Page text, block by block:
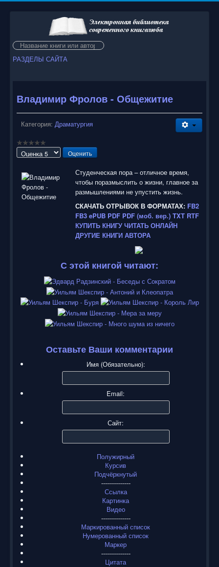
Искать...
РАЗДЕЛЫ САЙТА
Владимир Фролов - Общежитие
Категория: Драматургия
Пожалуйста,
Студенческая пора – отличное время,
чтобы поразмыслить о жизни, главное за
размышлениями не упустить жизнь.
СКАЧАТЬ ОТРЫВОК В ФОРМАТАХ: FB2
FB3 ePUB PDF PDF (моб. вер.) TXT RTF
КУПИТЬ КНИГУ ЧИТАТЬ ОНЛАЙН
ДРУГИЕ КНИГИ АВТОРА
С этой книгой читают:
Оставьте Ваши комментарии
Имя (Обязательно):
Email:
Сайт:
Полужирный
Курсив
Подчёркнутый
---------------
Ссылка
Картинка
Видео
---------------
Маркированный список
Нумерованный список
Маркер
---------------
Цитата